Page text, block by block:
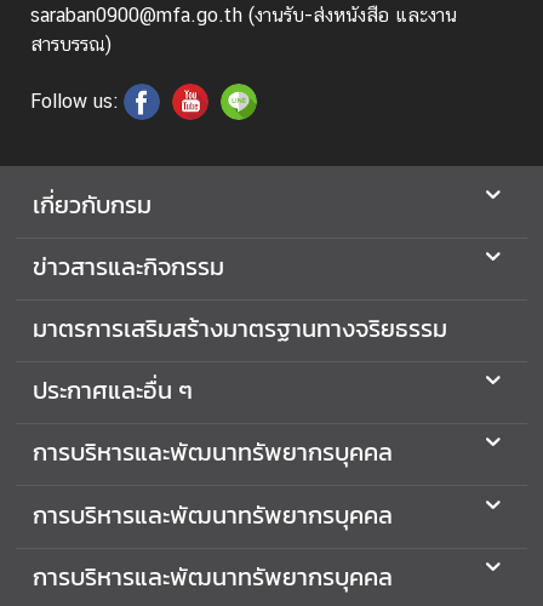
สื่
ป
ะ
ช
า
ม
น
ป
ะ
ก
ศ
saraban0900@mfa.go.th (งานรับ-ส่งหนังสือ และงาน
สารบรรณ)
Follow us:
เกี่ยวกับกรม
ข่าวสารและกิจกรรม
มาตรการเสริมสร้างมาตรฐานทางจริยธรรม
ประกาศและอื่น ๆ
การบริหารและพัฒนาทรัพยากรบุคคล
การบริหารและพัฒนาทรัพยากรบุคคล
การบริหารและพัฒนาทรัพยากรบุคคล